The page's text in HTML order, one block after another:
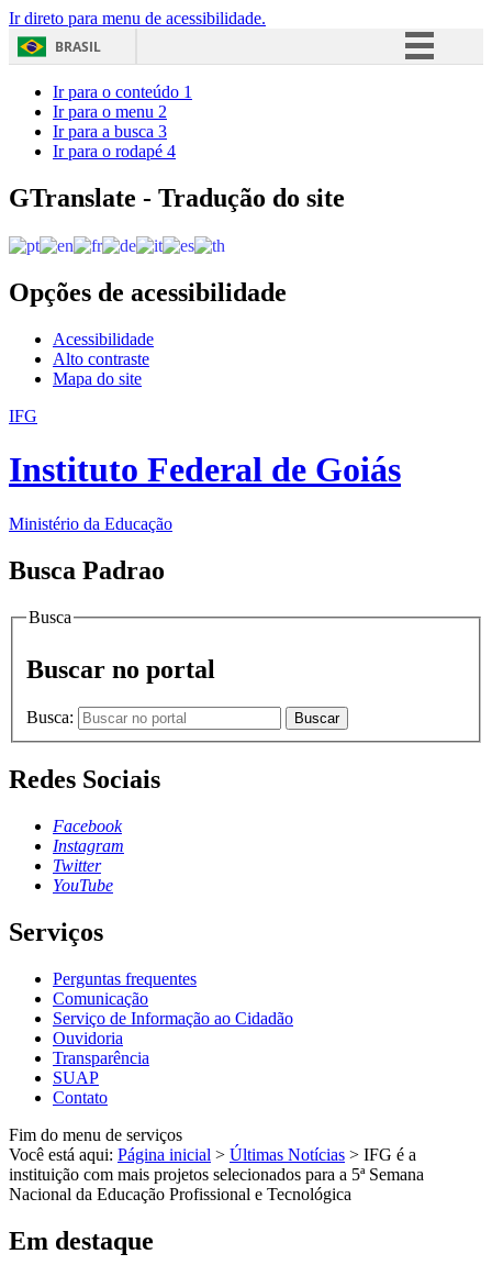
Ir direto para menu de acessibilidade.
BRASIL
Acesso à informação
Ir para o conteúdo 1
Ir para o menu 2
Ir para a busca 3
Ir para o rodapé 4
GTranslate - Tradução do site
Opções de acessibilidade
Acessibilidade
Alto contraste
Mapa do site
IFG
Instituto Federal de Goiás
Ministério da Educação
Busca Padrao
Busca
Buscar no portal
Busca: Buscar
Redes Sociais
Facebook
Instagram
Twitter
YouTube
Serviços
Perguntas frequentes
Comunicação
Serviço de Informação ao Cidadão
Ouvidoria
Transparência
SUAP
Contato
Fim do menu de serviços
Você está aqui: Página inicial > Últimas Notícias > IFG é a
instituição com mais projetos selecionados para a 5ª Semana
Nacional da Educação Profissional e Tecnológica
Em destaque